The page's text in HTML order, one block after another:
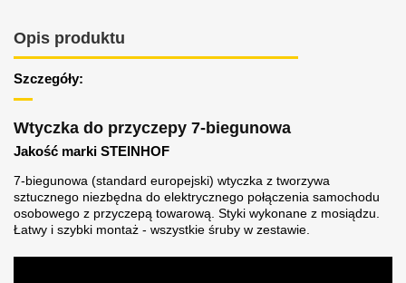
Opis produktu
Szczegóły:
Wtyczka do przyczepy 7-biegunowa
Jakość marki STEINHOF
7-biegunowa (standard europejski) wtyczka z tworzywa
sztucznego niezbędna do elektrycznego połączenia samochodu
osobowego z przyczepą towarową. Styki wykonane z mosiądzu.
Łatwy i szybki montaż - wszystkie śruby w zestawie.